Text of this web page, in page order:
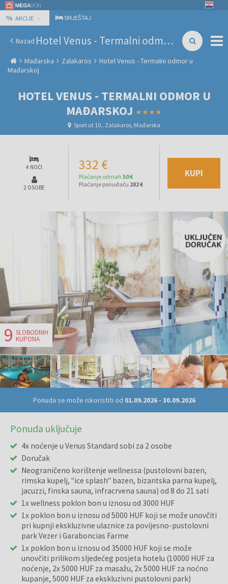
% AKCIJE SMJEŠTAJ
Nazad Hotel Venus - Termalni odmor u Mađarskoj
Mađarska Zalakaros
Hotel Venus - Termalni odmor u
Mađarskoj
HOTEL VENUS - TERMALNI ODMOR U
MAĐARSKOJ
Sport ut 10., Zalakaros, Mađarska
4 NOĆI
2 OSOBE
332 €
Plaćanje odmah 50 €
Plaćanje ponuđaču 282 €
KUPI
9 SLOBODNIH
KUPONA
Ponuda se može iskoristiti od 01.09.2026- 30.09.2026
Ponuda uključuje
4x noćenje u Venus Standard sobi za 2 osobe
Doručak
Neograničeno korištenje wellnessa (pustolovni bazen,
rimska kupelj, "ice splash" bazen, bizantska parna kupelj,
jacuzzi, finska sauna, infracrvena sauna) od 8 do 21 sati
1x wellness poklon bon u iznosu od 3000 HUF
1x poklon bon u iznosu od 5000 HUF koji se može unovčiti
pri kupnji ekskluzivne ulaznice za povijesno-pustolovni
park Vezer i Garaboncias Farme
1x poklon bon u iznosu od 35000 HUF koji se može
unovčiti prilikom sljedećeg posjeta hotelu (10000 HUF za
noćenje, 2x 5000 HUF za masažu, 2x 5000 HUF za noćno
kupanje, 5000 HUF za ekskluzivni pustolovni park)